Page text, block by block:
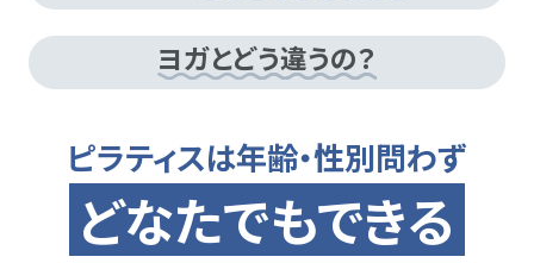
ヨガとどう違うの？
ピラティスは年齢・性別問わず
どなたでもできる